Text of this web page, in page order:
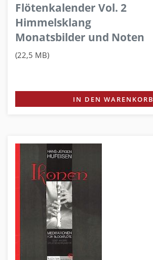
Flötenkalender Vol. 2
Himmelsklang
Monatsbilder und Noten
(22,5 MB)
IN DEN WARENKORB